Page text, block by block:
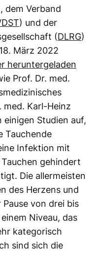
dem Verband
) und der
(DLRG)
März 2022
heruntergeladen
Prof. Dr. med.
Karl-Heinz
einigen Studien auf,
Tauchende
Infektion mit
gehindert
Die allermeisten
des Herzens und
von drei bis
Niveau, das
kategorisch
sind sich die